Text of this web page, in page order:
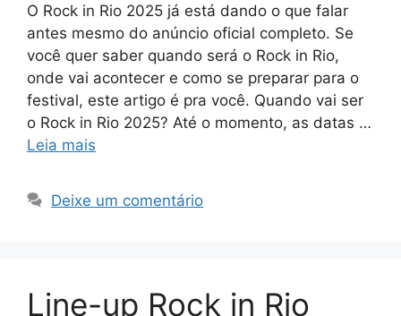
O Rock in Rio 2025 já está dando o que falar
antes mesmo do anúncio oficial completo. Se
você quer saber quando será o Rock in Rio,
onde vai acontecer e como se preparar para o
festival, este artigo é pra você. Quando vai ser
o Rock in Rio 2025? Até o momento, as datas …
Leia mais
Deixe um comentário
Line-up Rock in Rio